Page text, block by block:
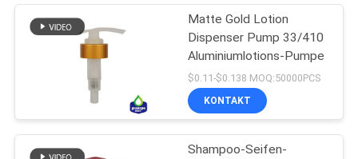
Goldlotions-Pumpe
11
Matte Gold Lotion
Dispenser Pump 33/410
Aluminiumlotions-Pumpe
$0.11-$0.138 MOQ:50000PCS
KONTAKT
Shampoo-Seifen-